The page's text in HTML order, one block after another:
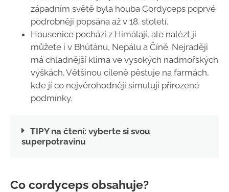
západním světě byla houba Cordyceps poprvé
podrobněji popsána až v 18. století.
Housenice pochází z Himálají, ale nalézt ji
můžete i v Bhútánu, Nepálu a Číně. Nejraději
má chladnější klima ve vysokých nadmořských
výškách. Většinou cíleně pěstuje na farmách,
kde jí co nejvěrohodněji simulují přirozené
podmínky.
TIPY na čtení: vyberte si svou
superpotravinu
Co cordyceps obsahuje?